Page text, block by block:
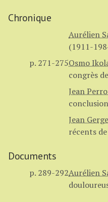
Chronique
Aurélien
(1911-
p. 271-275Osmo
congrès
Jean
Jean
récents
Documents
p. 289-292Aurélien